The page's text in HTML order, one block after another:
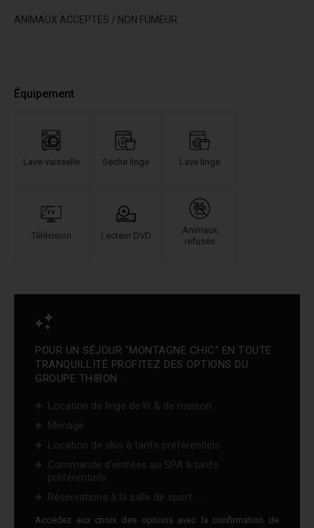
ANIMAUX ACCEPTES / NON FUMEUR
Équipement
Lave-vaisselle Sèche linge Lave linge
Télévision Lecteur DVD
Animaux
refusés
POUR UN SÉJOUR "MONTAGNE CHIC" EN TOUTE
TRANQUILLITÉ PROFITEZ DES OPTIONS DU
GROUPE THIBON :
Location de linge de lit & de maison
Ménage
Location de skis à tarifs préférentiels
Commande d'entrées au SPA à tarifs
préférentiels
Réservations à la salle de sport ...
Accédez aux choix des options avec la confirmation de